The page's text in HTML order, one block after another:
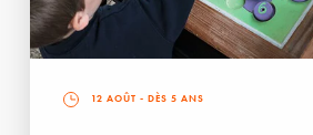
12 AOÛT - DÈS 5 ANS